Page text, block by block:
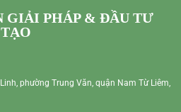
GIẢI PHÁP & ĐẦU TƯ
phường Trung Văn, quận Nam Từ Liêm,